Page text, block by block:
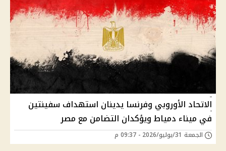
الاتحاد الأوروبي وفرنسا يدينان استهداف سفينتين
في ميناء دمياط ويؤكدان التضامن مع مصر
الجمعة 31/يوليو/2026 - 09:37 م